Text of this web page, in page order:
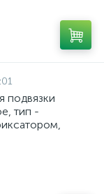
подвязки
тип -